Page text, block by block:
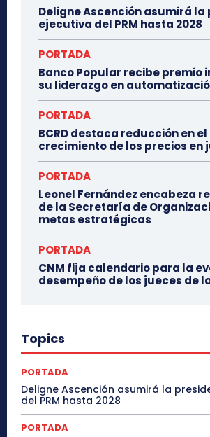
Deligne Ascención asumirá la
ejecutiva del PRM hasta 2028
PORTADA
Banco Popular recibe premio
su liderazgo en
PORTADA
BCRD destaca reducción en
crecimiento de los precios en
PORTADA
Leonel Fernández encabeza
de la Secretaría de
metas estratégicas
PORTADA
CNM fija calendario para la
desempeño de los jueces de
Topics
PORTADA
Deligne Ascención asumirá la
del PRM hasta 2028
PORTADA